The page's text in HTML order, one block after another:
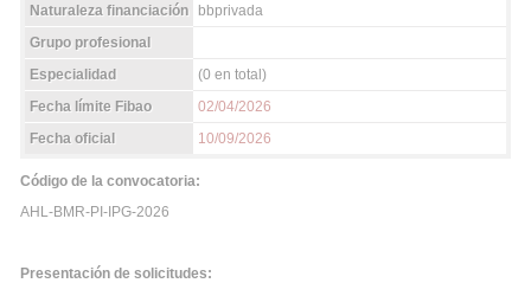
Naturaleza financiación
bbprivada
Grupo profesional
Especialidad
(0 en total)
Fecha límite Fibao
02/04/2026
Fecha oficial
10/09/2026
Código de la convocatoria:
AHL-BMR-PI-IPG-2026
Presentación de solicitudes: